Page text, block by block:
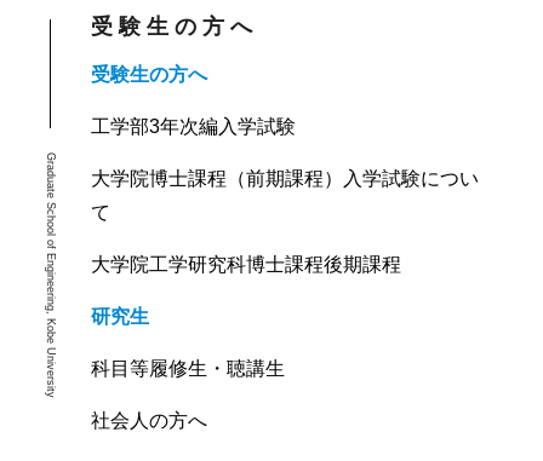
Graduate School of Engineering, Kobe University
受験生の方へ
受験生の方へ
工学部3年次編入学試験
大学院博士課程（前期課程）入学試験につい
て
大学院工学研究科博士課程後期課程
研究生
科目等履修生・聴講生
社会人の方へ